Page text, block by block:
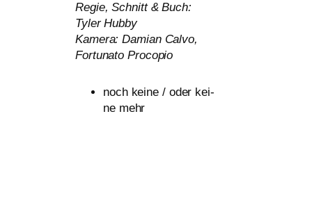
Regie, Schnitt &Buch:
Tyler Hubby
Kamera: Damian Calvo,
Fortunato Procopio
noch kei­ne / oder kei­
ne mehr